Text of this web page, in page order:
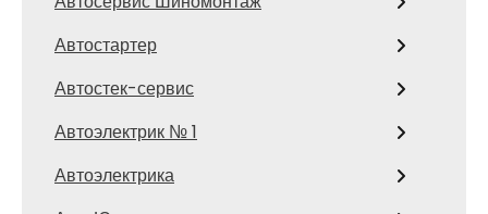
Автостартер
Автостек-сервис
Автоэлектрик № 1
Автоэлектрика